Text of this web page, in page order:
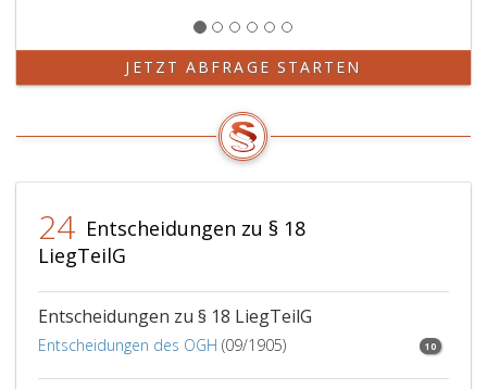
JETZT ABFRAGE STARTEN
24 Entscheidungen zu § 18
LiegTeilG
Entscheidungen zu § 18 LiegTeilG
Entscheidungen des OGH (09/1905) 10